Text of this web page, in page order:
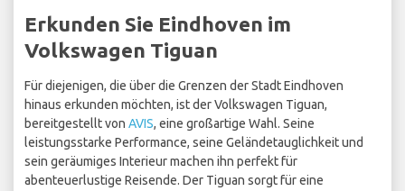
Erkunden Sie Eindhoven im
Volkswagen Tiguan
Für diejenigen, die über die Grenzen der Stadt Eindhoven
hinaus erkunden möchten, ist der Volkswagen Tiguan,
bereitgestellt von AVIS, eine großartige Wahl. Seine
leistungsstarke Performance, seine Geländetauglichkeit und
sein geräumiges Interieur machen ihn perfekt für
abenteuerlustige Reisende. Der Tiguan sorgt für eine